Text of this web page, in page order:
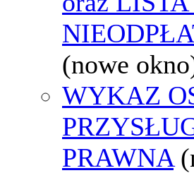
(nowe
WYKAZ
PRAWNA